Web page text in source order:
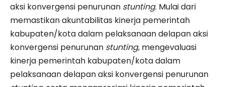
aksi konvergensi penurunan stunting. Mulai dari
memastikan akuntabilitas kinerja pemerintah
kabupaten/kota dalam pelaksanaan delapan aksi
konvergensi penurunan stunting, mengevaluasi
kinerja pemerintah kabupaten/kota dalam
pelaksanaan delapan aksi konvergensi penurunan